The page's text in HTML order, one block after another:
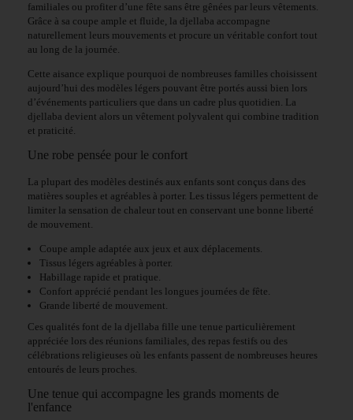
familiales ou profiter d’une fête sans être gênées par leurs vêtements.
Grâce à sa coupe ample et fluide, la djellaba accompagne
naturellement leurs mouvements et procure un véritable confort tout
au long de la journée.
Cette aisance explique pourquoi de nombreuses familles choisissent
aujourd’hui des modèles légers pouvant être portés aussi bien lors
d’événements particuliers que dans un cadre plus quotidien. La
djellaba devient alors un vêtement polyvalent qui combine tradition
et praticité.
Une robe pensée pour le confort
La plupart des modèles destinés aux enfants sont conçus dans des
matières souples et agréables à porter. Les tissus légers permettent de
limiter la sensation de chaleur tout en conservant une bonne liberté
de mouvement.
Coupe ample adaptée aux jeux et aux déplacements.
Tissus légers agréables à porter.
Habillage rapide et pratique.
Confort apprécié pendant les longues journées de fête.
Grande liberté de mouvement.
Ces qualités font de la djellaba fille une tenue particulièrement
appréciée lors des réunions familiales, des repas festifs ou des
célébrations religieuses où les enfants passent de nombreuses heures
entourés de leurs proches.
Une tenue qui accompagne les grands moments de
l'enfance